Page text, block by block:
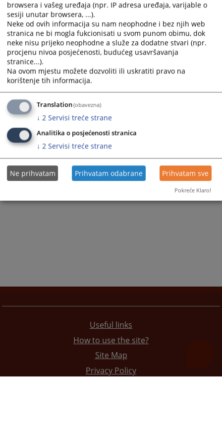
Weekly Court Calendar from 6. - 12.4.2026
107VIEWS
Useful links
How to use the site?
Site Map
Privacy Policy
browsera i vašeg uređaja (npr. IP adresa uređaja, varijable o
sesiji unutar browsera, ...).
Neke od ovih informacija su nam neophodne i bez njih web
stranica ne bi mogla fukcionisati u svom punom obimu, dok
neke nisu prijeko neophodne a služe za dodatne stvari (npr.
procjenu nivoa posjećenosti, budućeg usavršavanja
stranice...).
Na ovom mjestu možete dozvoliti ili uskratiti pravo na
korištenje tih informacija.
Translation(obavezna)
↓ 2 Servisi treće strane
Analitika o posjećenosti stranica
↓ 2 Servisi treće strane
Ne prihvatam Prihvatam odabrane Prihvatam sve
Pokreće Klaro!